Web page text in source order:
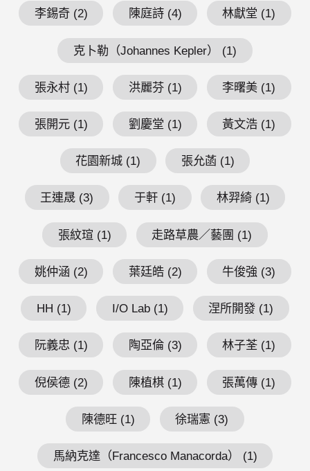
李錫奇 (2) 陳庭詩 (4) 林獻堂 (1)
克卜勒（Johannes Kepler） (1)
張永村 (1) 洪麗芬 (1) 李曙美 (1)
張開元 (1) 劉慶堂 (1) 黃文浩 (1)
花園新城 (1) 張允菡 (1)
王連晟 (3) 于軒 (1) 林羿綺 (1)
張紋瑄 (1) 走路草農／藝團 (1)
姚仲涵 (2) 葉廷皓 (2) 牛俊強 (3)
HH (1) I/O Lab (1) 涅所開發 (1)
阮義忠 (1) 陶亞倫 (3) 林子荃 (1)
倪侯德 (2) 陳植棋 (1) 張萬傳 (1)
陳德旺 (1) 徐瑞憲 (3)
馬納克達（Francesco Manacorda） (1)